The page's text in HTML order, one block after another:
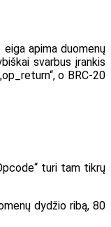
eiga apima duomenų
svarbus įrankis
o BRC-20
turi tam tikrų
dydžio ribą, 80